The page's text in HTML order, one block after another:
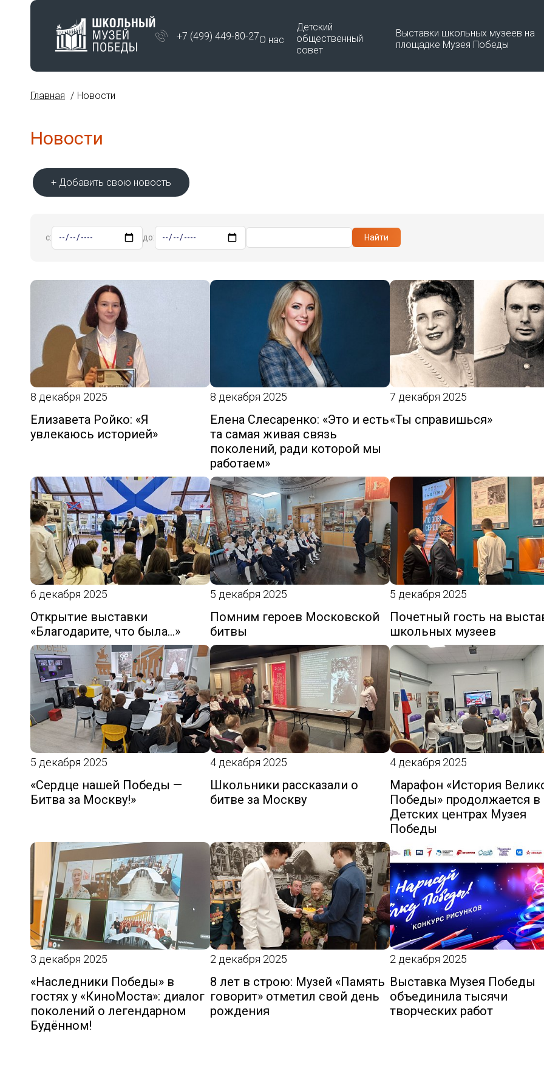
О нас
Детский
общественный
совет
Выставки школьных музеев на
площадке Музея Победы
Обращение педагогов -
съезда «Школьный Музей
2024
Обращение школьников -
участников съезда Школьный
Музей Победы 2024
Программа Всероссийской
ассамблеи «Школьный музей.
Смыслы времени» 2025
Программа Открытого форума
федерального округа
будущее»
+7 (499) 449-80-27
Главная Новости
Новости
+ Добавить свою новость
с: до: Найти
8 декабря 2025
Елизавета Ройко: «Я
увлекаюсь историей»
8 декабря 2025
Елена Слесаренко: «Это и есть
та самая живая связь
поколений, ради которой мы
работаем»
7 декабря 2025
«Ты справишься»
6 декабря 2025
Открытие выставки
«Благодарите, что была…»
5 декабря 2025
Помним героев Московской
битвы
5 декабря 2025
Почетный гость на
школьных музеев
5 декабря 2025
«Сердце нашей Победы —
Битва за Москву!»
4 декабря 2025
Школьники рассказали о
битве за Москву
4 декабря 2025
Марафон «История
Победы» продолжается в
Детских центрах Музея
Победы
3 декабря 2025
«Наследники Победы» в
гостях у «КиноМоста»: диалог
поколений о легендарном
Будённом!
2 декабря 2025
8 лет в строю: Музей «Память
говорит» отметил свой день
рождения
2 декабря 2025
Выставка Музея Победы
объединила тысячи
творческих работ